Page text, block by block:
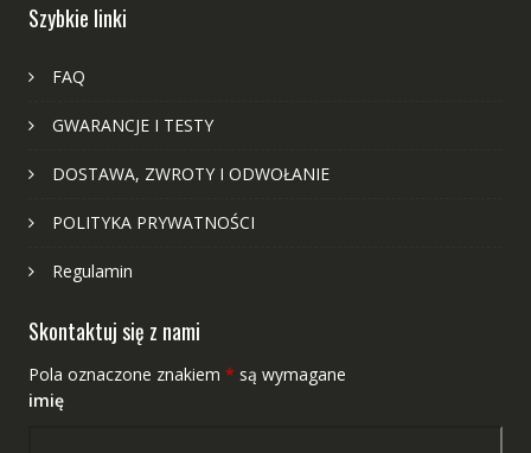
Szybkie linki
FAQ
GWARANCJE I TESTY
DOSTAWA, ZWROTY I ODWOŁANIE
POLITYKA PRYWATNOŚCI
Regulamin
Skontaktuj się z nami
Pola oznaczone znakiem * są wymagane
imię